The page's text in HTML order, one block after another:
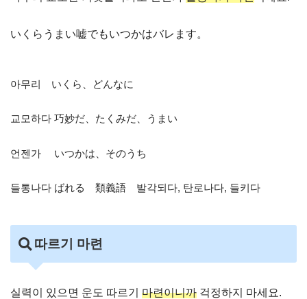
いくらうまい嘘でもいつかはバレます。
아무리 いくら、どんなに
교모하다 巧妙だ、たくみだ、うまい
언젠가 いつかは、そのうち
들통나다 ばれる 類義語 발각되다, 탄로나다, 들키다
따르기 마련
실력이 있으면 운도 따르기 마련이니까 걱정하지 마세요.